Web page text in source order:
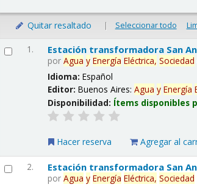
Quitar resaltado | Seleccionar todo
1. Estación transformadora San
porAgua y Energía Eléctrica, Sociedad
Idioma:Español
Editor:Buenos Aires:Agua y Energía
Disponibilidad: Ítems disponibles
Hacer reserva Agregar al
2. Estación transformadora San
porAgua y Energía Eléctrica, Sociedad